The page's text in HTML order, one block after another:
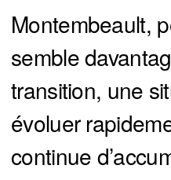
Montembeault,
semble
transition, une
évoluer
continue